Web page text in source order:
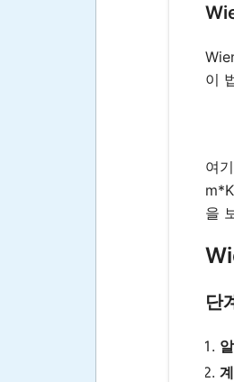
이
여
을
단